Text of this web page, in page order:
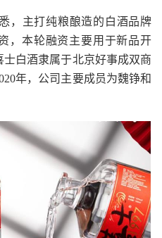
，主打纯粮酿造的白酒品牌
，本轮融资主要用于新品开
白酒隶属于北京好事成双商
年，公司主要成员为魏铮和